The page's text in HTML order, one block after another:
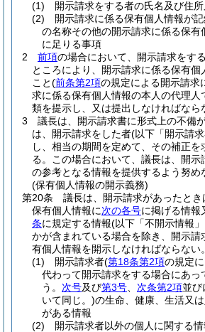
(1)
開示請求をする者の氏名及び住
(2)
開示請求に係る保有個人情報が
の名称その他の開示請求に係る保有
に足りる事項
2
前項の場合において、開示請求をす
ところにより、開示請求に係る保有個
こと(前条第2項の規定による開示請求
求に係る保有個人情報の本人の代理人
類を提示し、又は提出しなければなら
3
議長は、開示請求書に形式上の不備
は、開示請求をした者(以下「開示請
し、相当の期間を定めて、その補正を
る。
この場合において、議長は、開示
の参考となる情報を提供するよう努め
(保有個人情報の開示義務)
第20条
議長は、開示請求があったと
保有個人情報に次の各号に掲げる情報
条に規定する情報(以下「不開示情報
かが含まれている場合を除き、開示請
有個人情報を開示しなければならない。
(1)
開示請求者(第18条第2項の規定
代わって開示請求をする場合にあっ
う。 次号及び第3号 次条第2項並び
いて同じ。)の生命、健康、生活又
がある情報
(2)
開示請求者以外の個人に関する情